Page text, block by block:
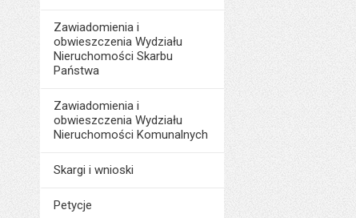
Zawiadomienia i
obwieszczenia Wydziału
Nieruchomości Skarbu
Państwa
Zawiadomienia i
obwieszczenia Wydziału
Nieruchomości Komunalnych
Skargi i wnioski
Petycje